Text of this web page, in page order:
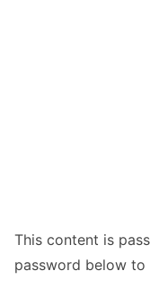
This content is
password below to